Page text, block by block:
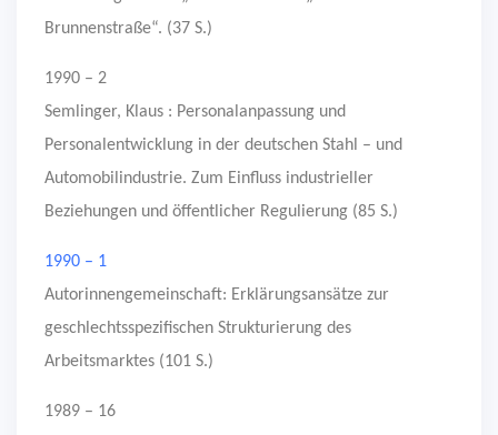
Brunnenstraße“. (37 S.)
1990 – 2
Semlinger, Klaus : Personalanpassung und
Personalentwicklung in der deutschen Stahl – und
Automobilindustrie. Zum Einfluss industrieller
Beziehungen und öffentlicher Regulierung (85 S.)
1990 – 1
Autorinnengemeinschaft: Erklärungsansätze zur
geschlechtsspezifischen Strukturierung des
Arbeitsmarktes (101 S.)
1989 – 16